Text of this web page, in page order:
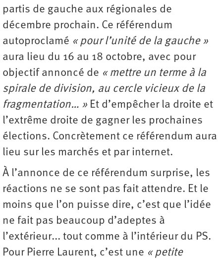
partis de gauche aux régionales de
décembre prochain. Ce référendum
autoproclamé « pour l’unité de la gauche »
aura lieu du 16 au 18 octobre, avec pour
objectif annoncé de « mettre un terme à la
spirale de division, au cercle vicieux de la
fragmentation… » Et d’empêcher la droite et
l’extrême droite de gagner les prochaines
élections. Concrètement ce référendum aura
lieu sur les marchés et par internet.
À l’annonce de ce référendum surprise, les
réactions ne se sont pas fait attendre. Et le
moins que l’on puisse dire, c’est que l’idée
ne fait pas beaucoup d’adeptes à
l’extérieur... tout comme à l’intérieur du PS.
Pour Pierre Laurent, c’est une « petite